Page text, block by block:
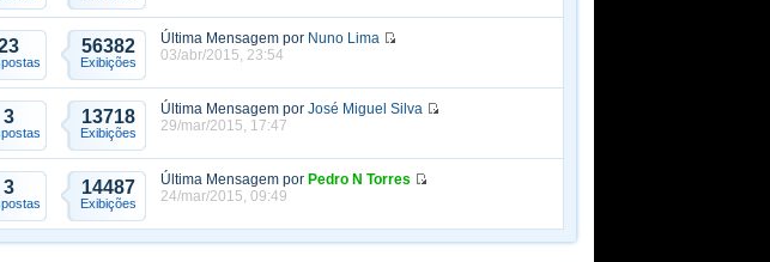
56382
Exibições
Última Mensagem por Nuno Lima
03/abr/2015, 23:54
3 13718
Exibições
Última Mensagem por José Miguel Silva
29/mar/2015, 17:47
3 14487
Exibições
Última Mensagem por Pedro N Torres
24/mar/2015, 09:49